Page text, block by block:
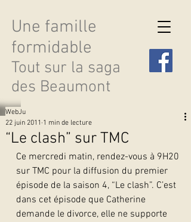
Une famille
formidable
Tout sur la saga
des Beaumont
Découvrir les saisons
“Le clash” sur TMC
WebJu
22 juin 2011 1 min de lecture
Ce mercredi matin, rendez-vous à 9H20
sur TMC pour la diffusion du premier
épisode de la saison 4, “Le clash”. C’est
dans cet épisode que Catherine
demande le divorce, elle ne supporte